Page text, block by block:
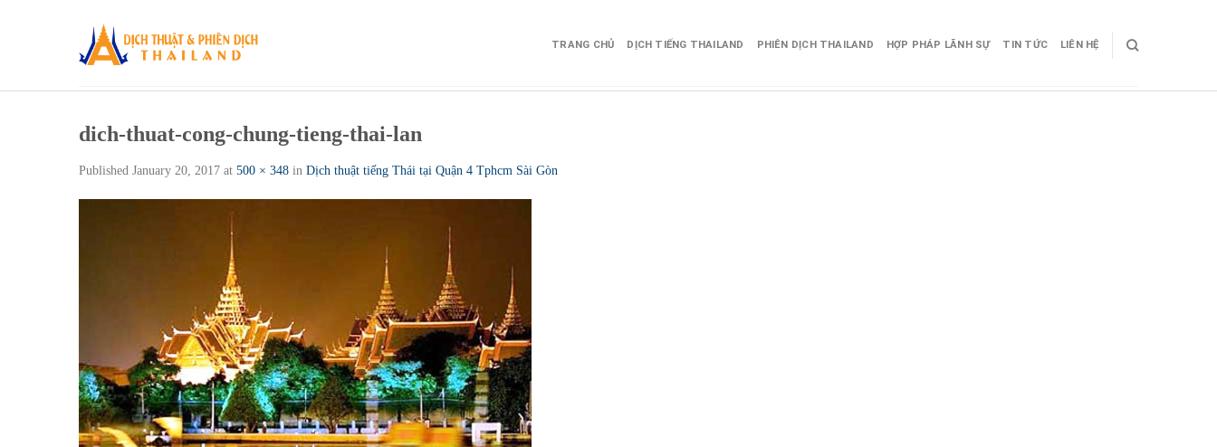
TRANG CHỦ DỊCH TIẾNG THAILAND PHIÊN DỊCH THAILAND HỢP PHÁP LÃNH SỰ TIN TỨC LIÊN HỆ
dich-thuat-cong-chung-tieng-thai-lan
Published January 20, 2017 at 500 × 348 in Dịch thuật tiếng Thái tại Quận 4 Tphcm Sài Gòn